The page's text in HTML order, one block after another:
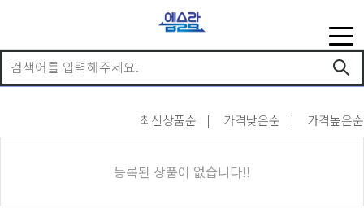
최신상품순 가격낮은순 가격높은순
등록된 상품이 없습니다!!